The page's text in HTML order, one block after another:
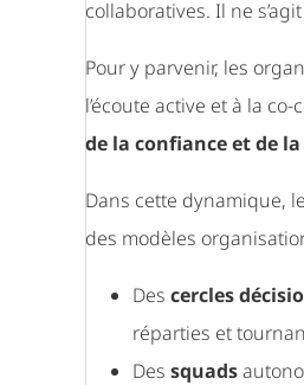
collaboratives. Il ne
Pour y parvenir, les
l’écoute active et à la
de la confiance et de
Dans cette dynamique,
des modèles
Des cercles
réparties et
Des squads